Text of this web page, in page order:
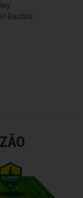
Bastos